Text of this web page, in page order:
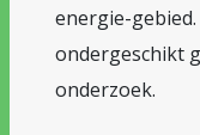
energie-
ondergeschikt
onderzoek.